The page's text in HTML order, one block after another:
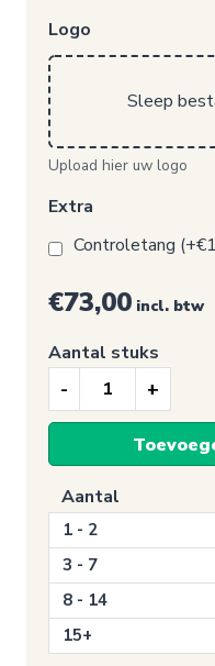
Logo
Sleep
Upload hier uw logo
Extra
Controletang
€73,00 incl. btw
Keuringssticker
NEN
logo
aantal
Aantal stuks
Aantal
1 - 2
3 - 7
8 - 14
15+